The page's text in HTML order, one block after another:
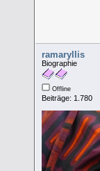
ramaryllis
Biographie
Offline
Beiträge: 1.780